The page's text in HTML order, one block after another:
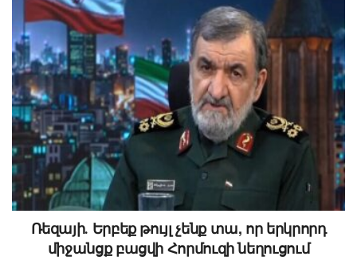
Ռեզայի․ Երբեք թույլ չենք տա, որ երկրորդ
միջանցք բացվի Հորմուզի նեղուցում